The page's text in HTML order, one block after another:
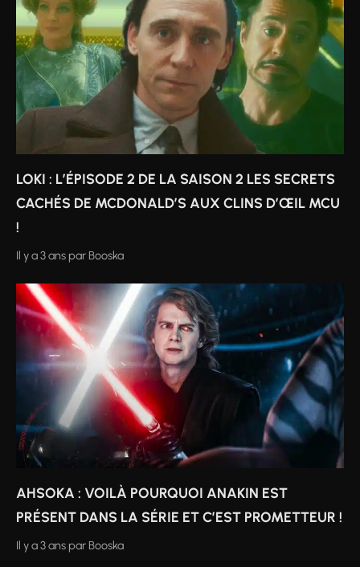
LOKI : L’ÉPISODE 2 DE LA SAISON 2 LES SECRETS
CACHÉS DE MCDONALD’S AUX CLINS D’ŒIL MCU
!
Il y a 3 ans par Booska
AHSOKA : VOILÀ POURQUOI ANAKIN EST
PRÉSENT DANS LA SÉRIE ET C’EST PROMETTEUR !
Il y a 3 ans par Booska